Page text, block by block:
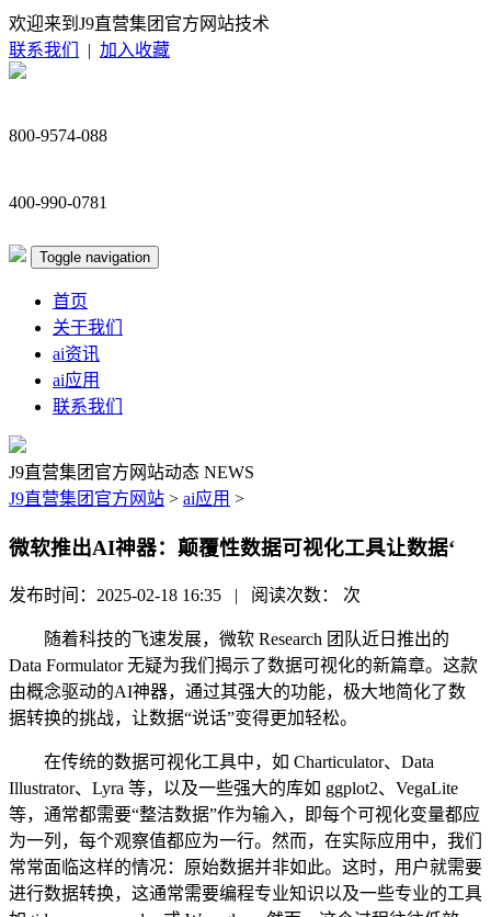
欢迎来到J9直营集团官方网站技术
联系我们
| 加入收藏
800-9574-088
400-990-0781
Toggle navigation
首页
关于我们
ai资讯
ai应用
联系我们
J9直营集团官方网站动态 NEWS
J9直营集团官方网站 > ai应用 >
微软推出AI神器：颠覆性数据可视化工具让数据‘
发布时间：2025-02-18 16:35 | 阅读次数： 次
随着科技的飞速发展，微软 Research 团队近日推出的
Data Formulator 无疑为我们揭示了数据可视化的新篇章。这款
由概念驱动的AI神器，通过其强大的功能，极大地简化了数
据转换的挑战，让数据“说话”变得更加轻松。
在传统的数据可视化工具中，如 Charticulator、Data
Illustrator、Lyra 等，以及一些强大的库如 ggplot2、VegaLite
等，通常都需要“整洁数据”作为输入，即每个可视化变量都应
为一列，每个观察值都应为一行。然而，在实际应用中，我们
常常面临这样的情况：原始数据并非如此。这时，用户就需要
进行数据转换，这通常需要编程专业知识以及一些专业的工具